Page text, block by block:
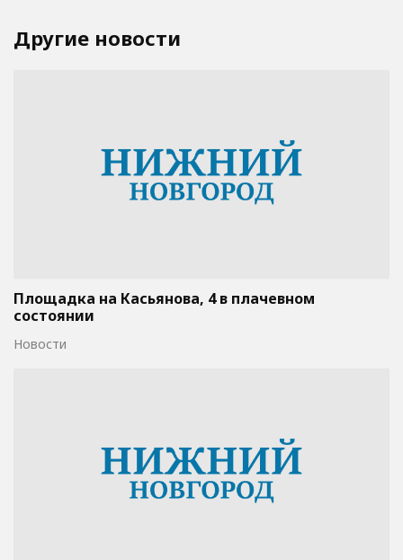
Другие новости
Площадка на Касьянова, 4 в плачевном
состоянии
Новости